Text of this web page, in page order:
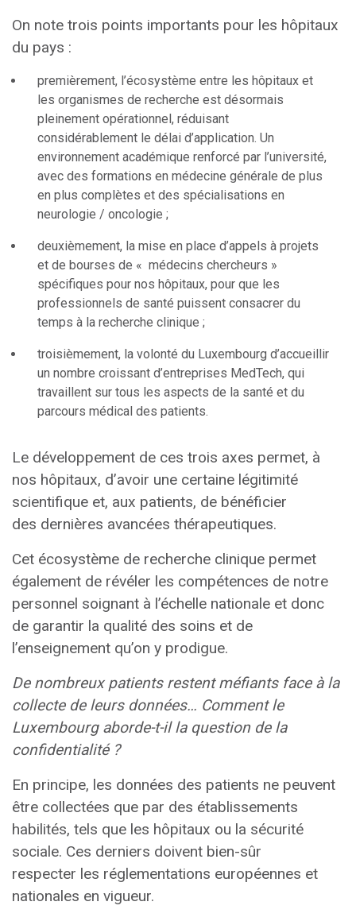
On note trois points importants pour les hôpitaux
du pays :
premièrement, l’écosystème entre les hôpitaux et
les organismes de recherche est désormais
pleinement opérationnel, réduisant
considérablement le délai d’application. Un
environnement académique renforcé par l’université,
avec des formations en médecine générale de plus
en plus complètes et des spécialisations en
neurologie / oncologie ;
deuxièmement, la mise en place d’appels à projets
et de bourses de « médecins chercheurs »
spécifiques pour nos hôpitaux, pour que les
professionnels de santé puissent consacrer du
temps à la recherche clinique ;
troisièmement, la volonté du Luxembourg d’accueillir
un nombre croissant d’entreprises MedTech, qui
travaillent sur tous les aspects de la santé et du
parcours médical des patients.
Le développement de ces trois axes permet, à
nos hôpitaux, d’avoir une certaine légitimité
scientifique et, aux patients, de bénéficier
des dernières avancées thérapeutiques.
Cet écosystème de recherche clinique permet
également de révéler les compétences de notre
personnel soignant à l’échelle nationale et donc
de garantir la qualité des soins et de
l’enseignement qu’on y prodigue.
De nombreux patients restent méfiants face à la
collecte de leurs données… Comment le
Luxembourg aborde-t-il la question de la
confidentialité ?
En principe, les données des patients ne peuvent
être collectées que par des établissements
habilités, tels que les hôpitaux ou la sécurité
sociale. Ces derniers doivent bien-sûr
respecter les réglementations européennes et
nationales en vigueur.